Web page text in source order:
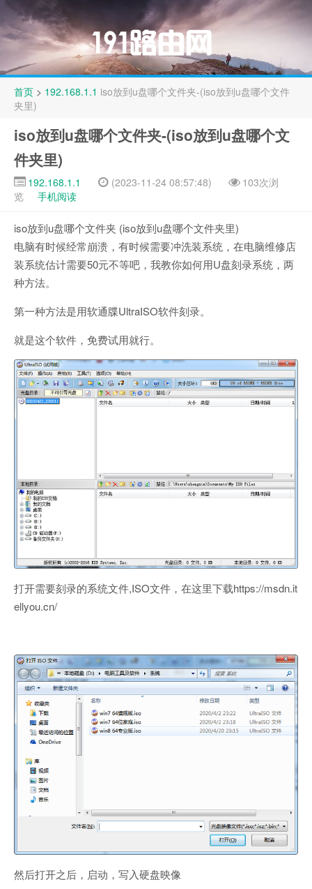
首页 > 192.168.1.1 iso放到u盘哪个文件夹-(iso放到u盘哪个文件
夹里)
iso放到u盘哪个文件夹-(iso放到u盘哪个文
件夹里)
192.168.1.1 (2023-11-24 08:57:48)
103次浏
览
手机阅读
iso放到u盘哪个文件夹 (iso放到u盘哪个文件夹里)
电脑有时候经常崩溃，有时候需要冲洗装系统，在电脑维修店
装系统估计需要50元不等吧，我教你如何用U盘刻录系统，两
种方法。
第一种方法是用软通牒UltraISO软件刻录。
就是这个软件，免费试用就行。
打开需要刻录的系统文件,ISO文件，在这里下载https://msdn.it
ellyou.cn/
然后打开之后，启动，写入硬盘映像